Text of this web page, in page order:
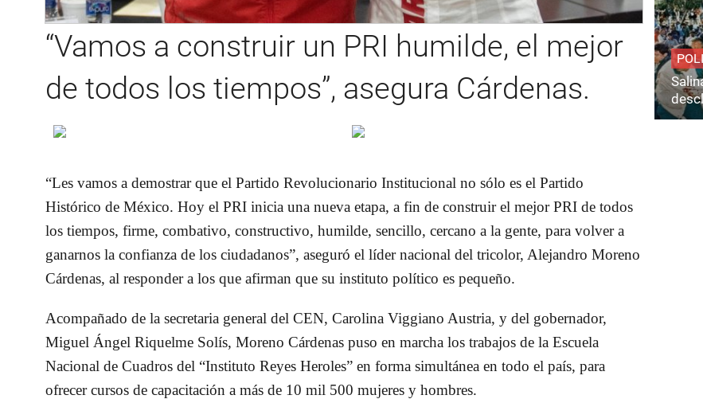
“Vamos a construir un PRI humilde, el mejor
de todos los tiempos”, asegura Cárdenas.
“Les vamos a demostrar que el Partido Revolucionario Institucional no sólo es el Partido
Histórico de México. Hoy el PRI inicia una nueva etapa, a fin de construir el mejor PRI de todos
los tiempos, firme, combativo, constructivo, humilde, sencillo, cercano a la gente, para volver a
ganarnos la confianza de los ciudadanos”, aseguró el líder nacional del tricolor, Alejandro Moreno
Cárdenas, al responder a los que afirman que su instituto político es pequeño.
Acompañado de la secretaria general del CEN, Carolina Viggiano Austria, y del gobernador,
Miguel Ángel Riquelme Solís, Moreno Cárdenas puso en marcha los trabajos de la Escuela
Nacional de Cuadros del “Instituto Reyes Heroles” en forma simultánea en todo el país, para
ofrecer cursos de capacitación a más de 10 mil 500 mujeres y hombres.